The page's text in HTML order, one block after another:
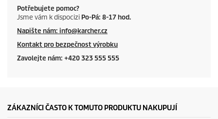
Potřebujete pomoc?
Jsme vám k dispocizi Po-Pá: 8-17 hod.
Napište nám: info@karcher.cz
Kontakt pro bezpečnost výrobku
Zavolejte nám: +420 323 555 555
ZÁKAZNÍCI ČASTO K TOMUTO PRODUKTU NAKUPUJÍ